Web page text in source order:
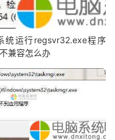
统运行regsvr32.exe程序
兼容怎么办